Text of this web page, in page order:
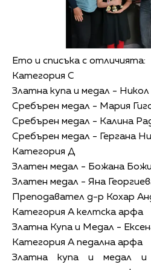
Ето и списъка с отличията:
Категория С
Златна купа и медал -
Сребърен медал - Мария
Сребърен медал - Калина
Сребърен медал - Гергана
Категория Д
Златен медал - Божана
Златен медал - Яна
Преподавател д-р Кохар
Категория А келтска арфа
Златна Купа и Медал -
Категория А педална арфа
Златна купа и медал и